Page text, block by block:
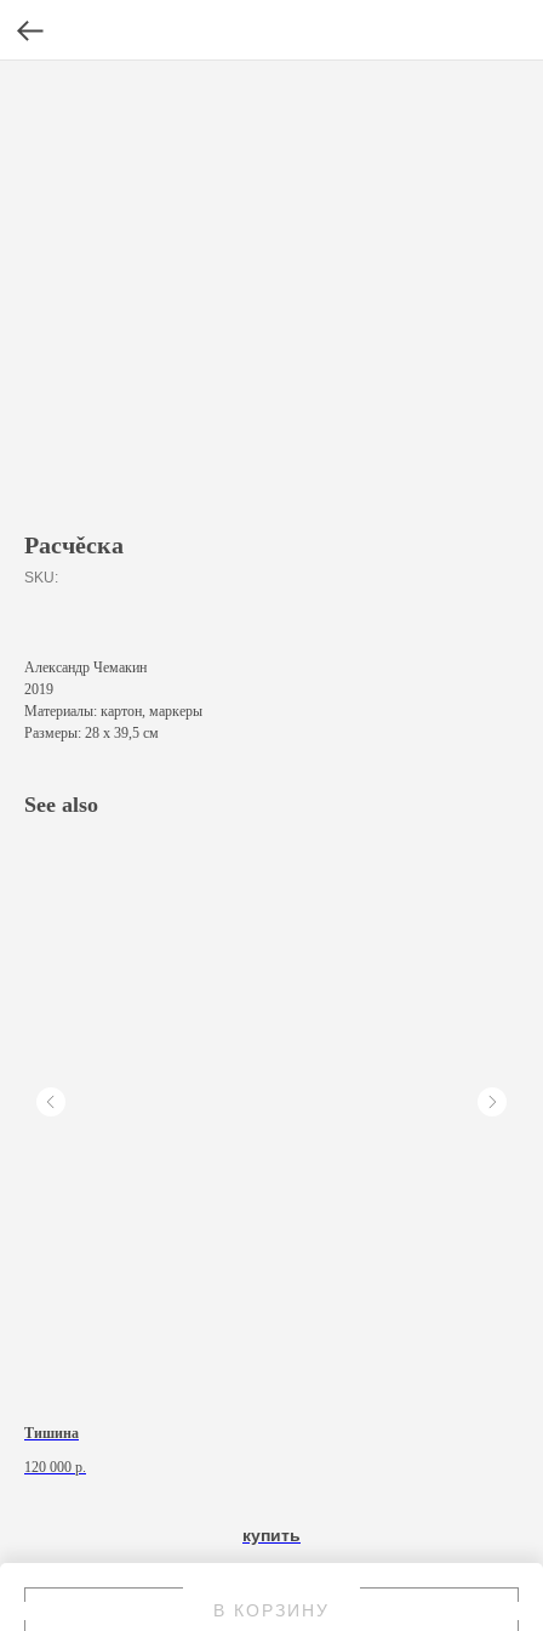
Расчěска
SKU:
В КОРЗИНУ
Александр Чемакин
2019
Материалы: картон, маркеры
Размеры: 28 х 39,5 см
See also
Тишина
120 000 р.
купить